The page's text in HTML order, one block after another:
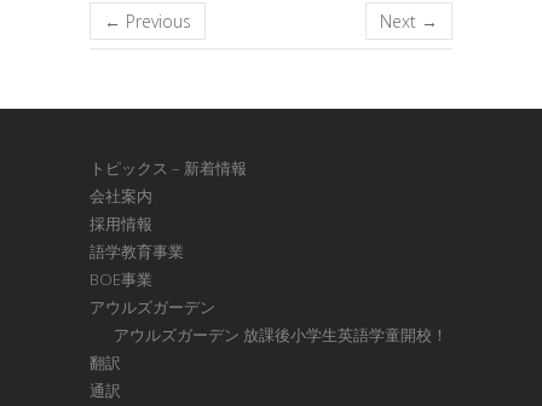
← Previous Next →
トピックス – 新着情報
会社案内
採用情報
語学教育事業
BOE事業
アウルズガーデン
アウルズガーデン 放課後小学生英語学童開校！
翻訳
通訳